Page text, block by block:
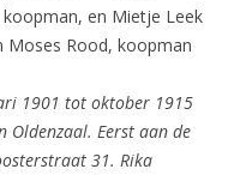
en Mietje Leek
Moses Rood, koopman
1901 tot oktober 1915
Oldenzaal. Eerst aan de
31. Rika